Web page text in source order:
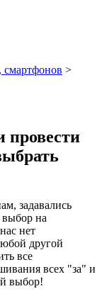
смартфонов >
провести
задавались
выбор на
нет
другой
все
всех "за" и
выбор!